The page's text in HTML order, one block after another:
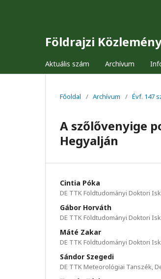
Földrajzi
Aktuális szám Archívum
Főoldal / Archívum / Évf. 147
A szőlővenyige
Hegyalján
Cintia Póka
DE TTK Földtudományi Doktori
Gábor Horváth
DE TTK Földtudományi Doktori
Máté Zakar
DE TTK Földtudományi Doktori
Sándor Szegedi
DE TTK Meteorológiai Tanszék,